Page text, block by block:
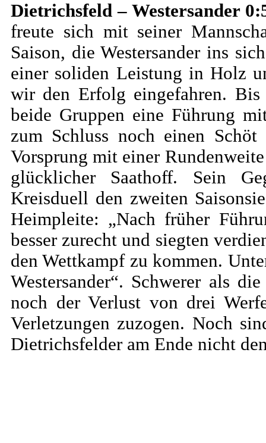
Dietrichsfeld – Westersander
freute sich mit seiner
Saison, die Westersander ins
einer soliden Leistung in Holz
wir den Erfolg eingefahren.
beide Gruppen eine Führung
zum Schluss noch einen
Vorsprung mit einer
glücklicher Saathoff. Sein
Kreisduell den zweiten
Heimpleite: „Nach früher
besser zurecht und siegten
den Wettkampf zu kommen.
Westersander“. Schwerer als
noch der Verlust von drei
Verletzungen zuzogen. Noch
Dietrichsfelder am Ende nicht